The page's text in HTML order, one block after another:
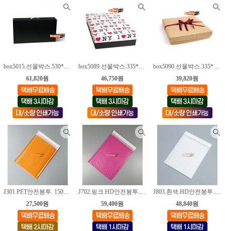
61,820원
46,750원
39,820원
J301.PET안전봉투. 150*230+40(mm) [100매]
27,500원
J702.핑크.HD안전봉투. 190*230+40 mm [200매]
59,400원
J803.흰색.HD안전봉투. 220*280+40 mm [120매]
48,840원